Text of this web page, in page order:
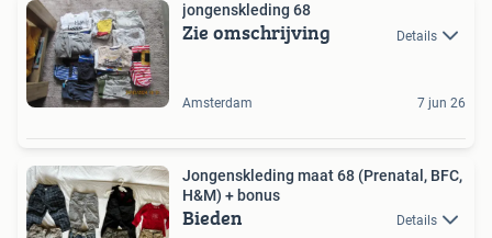
jongenskleding 68
Zie omschrijving Details
Amsterdam 7 jun 26
Jongenskleding maat 68 (Prenatal, BFC,
H&M) + bonus
Bieden Details